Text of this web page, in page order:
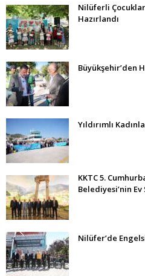
Nilüferli
Hazırlandı
Büyükşehir’den
Yıldırımlı
KKTC 5.
Belediyesi’nin
Nilüfer’de